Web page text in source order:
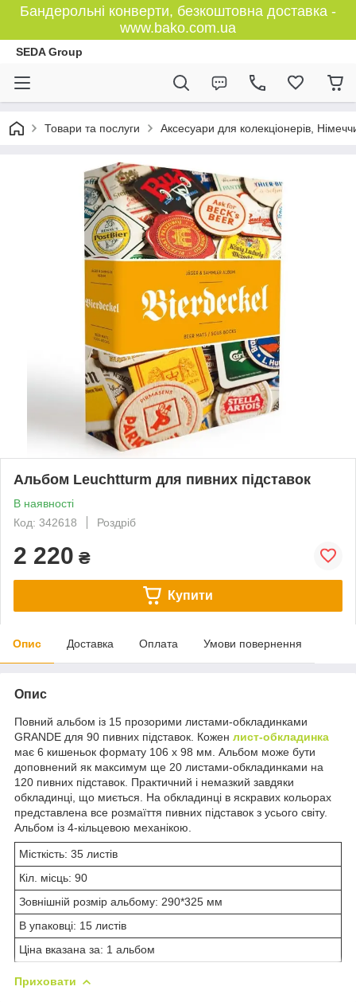
Бандерольні конверти, безкоштовна доставка -
www.bako.com.ua
SEDA Group
Товари та послуги Аксесуари для колекціонерів,
Альбом Leuchtturm для пивних підставок
В наявності
Код: 342618
Роздріб
2 220 ₴
Купити
Опис Доставка Оплата Умови повернення
Опис
Повний альбом із 15 прозорими листами-обкладинками
GRANDE для 90 пивних підставок. Кожен лист-обкладинка
має 6 кишеньок формату 106 х 98 мм. Альбом може бути
доповнений як максимум ще 20 листами-обкладинками на
120 пивних підставок. Практичний і немазкий завдяки
обкладинці, що миється. На обкладинці в яскравих кольорах
представлена все розмаїття пивних підставок з усього світу.
Альбом із 4-кільцевою механікою.
Місткість: 35 листів
Кіл. місць: 90
Зовнішній розмір альбому: 290*325 мм
В упаковці: 15 листів
Ціна вказана за: 1 альбом
Приховати